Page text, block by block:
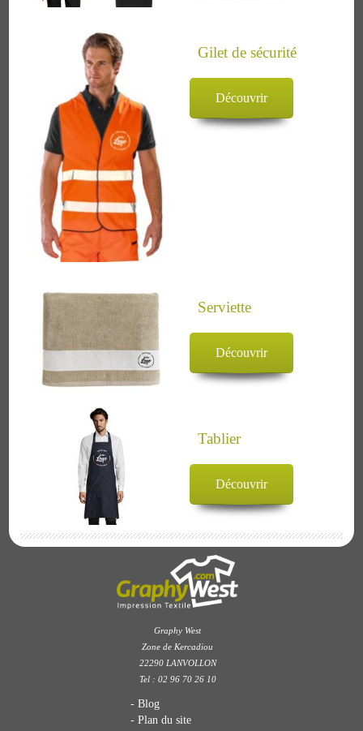
Gilet de sécurité
Découvrir
Serviette
Découvrir
Tablier
Découvrir
Graphy West
Zone de Kercadiou
22290 LANVOLLON
Tel : 02 96 70 26 10
Blog
Plan du site